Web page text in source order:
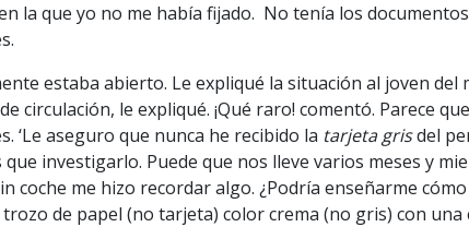
la que yo no me había fijado. No tenía los
estaba abierto. Le expliqué la situación al joven
circulación, le expliqué. ¡Qué raro! comentó. Parece
‘Le aseguro que nunca he recibido la tarjeta grisdel
que investigarlo. Puede que nos lleve varios meses y
coche me hizo recordar algo. ¿Podría enseñarme
trozo de papel (no tarjeta) color crema (no gris) con